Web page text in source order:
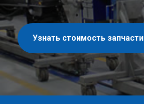
Узнать стоимость запчасти